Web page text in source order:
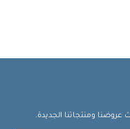
ومنتجاتنا الجديدة.